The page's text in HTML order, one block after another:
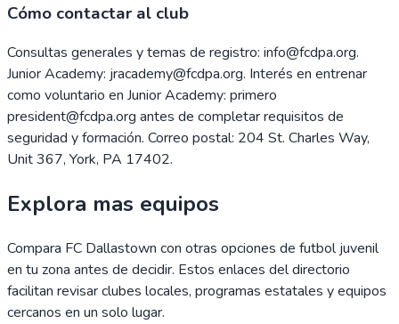
Cómo contactar al club
Consultas generales y temas de registro: info@fcdpa.org.
Junior Academy: jracademy@fcdpa.org. Interés en entrenar
como voluntario en Junior Academy: primero
president@fcdpa.org antes de completar requisitos de
seguridad y formación. Correo postal: 204 St. Charles Way,
Unit 367, York, PA 17402.
Explora mas equipos
Compara FC Dallastown con otras opciones de futbol juvenil
en tu zona antes de decidir. Estos enlaces del directorio
facilitan revisar clubes locales, programas estatales y equipos
cercanos en un solo lugar.